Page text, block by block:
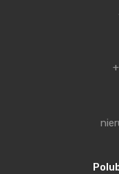
Zamiast
oczekiwanych.
Państwu
która jest